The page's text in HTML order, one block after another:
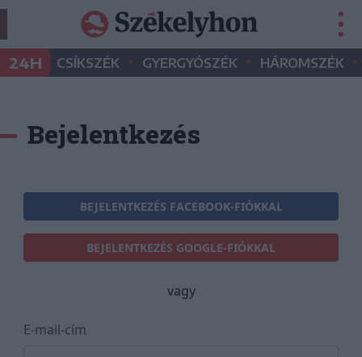
24H CSÍKSZÉK • GYERGYÓSZÉK • HÁROMSZÉK •
Bejelentkezés
BEJELENTKEZÉS FACEBOOK-FIÓKKAL
BEJELENTKEZÉS GOOGLE-FIÓKKAL
vagy
E-mail-cím